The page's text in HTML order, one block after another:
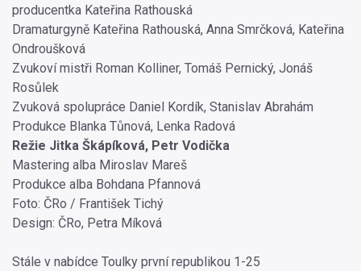
producentka Kateřina Rathouská
Dramaturgyně Kateřina Rathouská, Anna Smrčková, Kateřina
Ondroušková
Zvukoví mistři Roman Kolliner, Tomáš Pernický, Jonáš
Rosůlek
Zvuková spolupráce Daniel Kordík, Stanislav Abrahám
Produkce Blanka Tůnová, Lenka Radová
Režie Jitka Škápíková, Petr Vodička
Mastering alba Miroslav Mareš
Produkce alba Bohdana Pfannová
Foto: ČRo / František Tichý
Design: ČRo, Petra Míková
Stále v nabídce Toulky první republikou 1-25